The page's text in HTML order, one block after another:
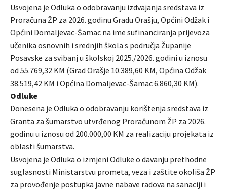
Usvojena je Odluka o odobravanju izdvajanja sredstava iz
Proračuna ŽP za 2026. godinu Gradu Orašju, Općini Odžak i
Općini Domaljevac-Šamac na ime sufinanciranja prijevoza
učenika osnovnih i srednjih škola s područja Županije
Posavske za svibanj u školskoj 2025./2026. godini u iznosu
od 55.769,32 KM (Grad Orašje 10.389,60 KM, Općina Odžak
38.519,42 KM i Općina Domaljevac-Šamac 6.860,30 KM).
Odluke
Donesena je Odluka o odobravanju korištenja sredstava iz
Granta za šumarstvo utvrđenog Proračunom ŽP za 2026.
godinu u iznosu od 200.000,00 KM za realizaciju projekata iz
oblasti šumarstva.
Usvojena je Odluka o izmjeni Odluke o davanju prethodne
suglasnosti Ministarstvu prometa, veza i zaštite okoliša ŽP
za provođenje postupka javne nabave radova na sanaciji i